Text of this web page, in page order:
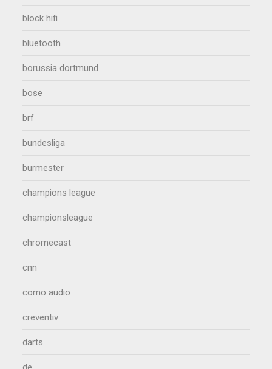
block hifi
bluetooth
borussia dortmund
bose
brf
bundesliga
burmester
champions league
championsleague
chromecast
cnn
como audio
creventiv
darts